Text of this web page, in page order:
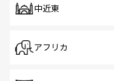
中近東
アフリカ